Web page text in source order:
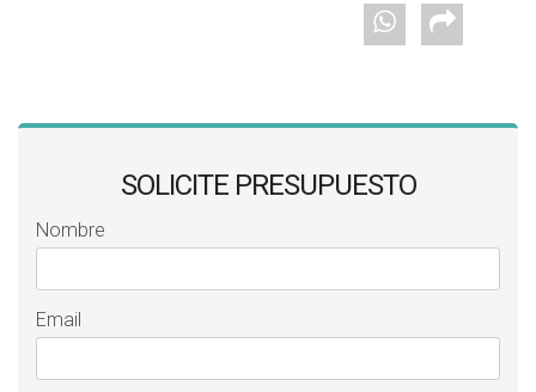
SOLICITE PRESUPUESTO
Nombre
Email